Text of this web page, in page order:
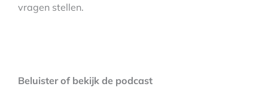
vragen stellen.
Beluister of bekijk de podcast